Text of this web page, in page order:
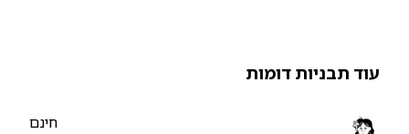
תבניות דומות